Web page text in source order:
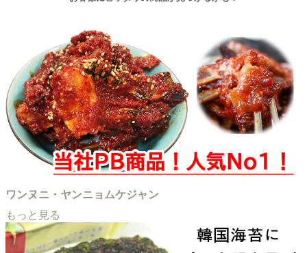
ワンヌニ・ヤンニョムケジャン
もっと見る